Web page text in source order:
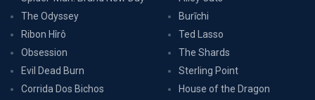
The Odyssey
Ribon Hîrô
Obsession
Evil Dead Burn
Corrida Dos Bichos
Burīchi
Ted Lasso
The Shards
Sterling Point
House of the Dragon